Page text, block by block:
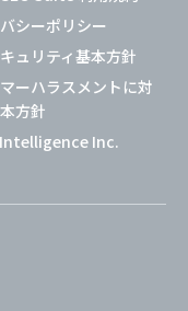
シーポリシー
ュリティ基本方針
ーハラスメントに対
方針
Inc.